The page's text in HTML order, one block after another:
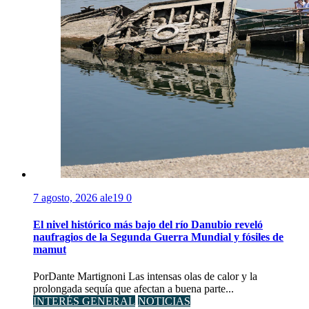
7 agosto, 2026 ale19 0
El nivel histórico más bajo del río Danubio reveló
naufragios de la Segunda Guerra Mundial y fósiles de
mamut
PorDante Martignoni Las intensas olas de calor y la
prolongada sequía que afectan a buena parte...
INTERÉS GENERAL NOTICIAS